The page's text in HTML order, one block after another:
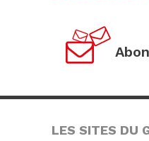
LES SITES DU